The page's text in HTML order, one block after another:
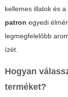
kellemes illatok és
patron egyedi
legmegfelelőbb
ízét.
Hogyan
terméket?